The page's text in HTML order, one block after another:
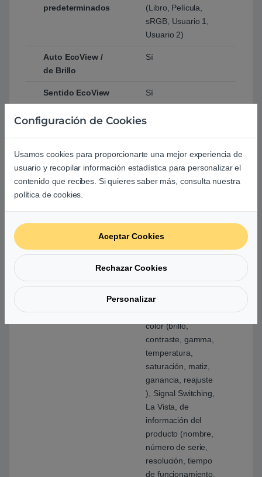
predeterminados
(Libro, Película,
sRGB, Usuario 1,
Usuario 2)
Auto EcoView /
de Brillo
Sí
Sentido EcoView Sí
Idiomas OSD
simplificado y
tradicional,
español, sueco
Posición, Range
completa, ampliar),
Suavizante (5
etapas), Intensidad
Border, ajuste de
color (brillo,
contraste, gamma,
temperatura,
saturación, matiz,
ganancia, reajuste
), Signal Switching,
La Vista, de
información del
producto (nombre,
número de serie,
resolución, tiempo
de funcionamiento,
Configuración de Cookies
Usamos cookies para proporcionarte una mejor experiencia de
usuario y recopilar información estadística para personalizar el
contenido que recibes. Si quieres saber más, consulta nuestra
política de cookies.
Aceptar Cookies
Rechazar Cookies
Personalizar